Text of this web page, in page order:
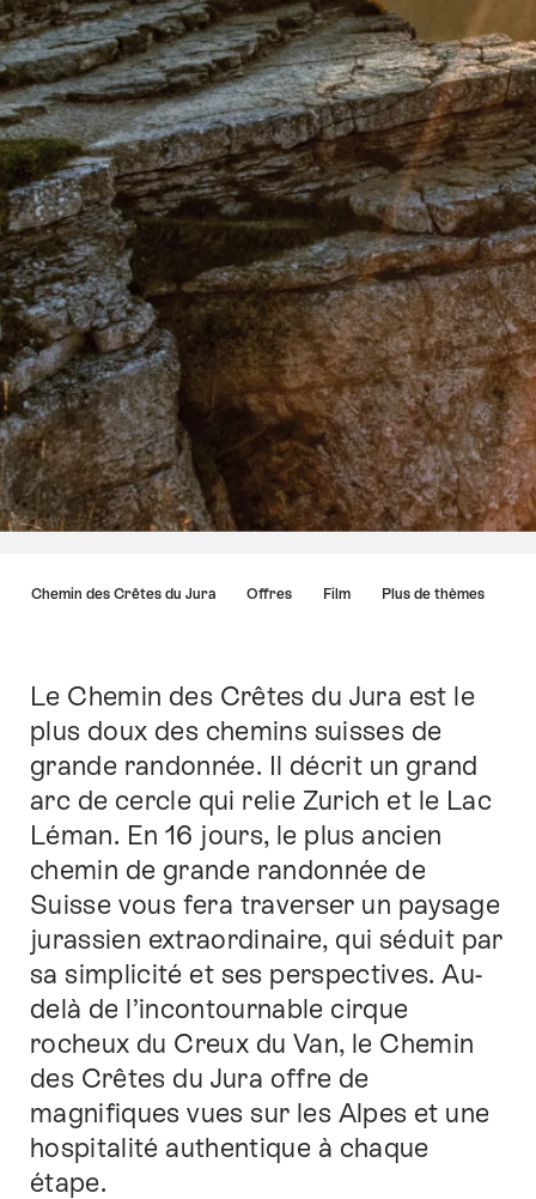
directement
aux
points
forts
sur
page.
le Chemin des Crêtes du Jura Offres Film Plus de thèmes
Introduction
Le Chemin des Crêtes du Jura est le
plus doux des chemins suisses de
grande randonnée. Il décrit un grand
arc de cercle qui relie Zurich et le Lac
Léman. En 16 jours, le plus ancien
chemin de grande randonnée de
Suisse vous fera traverser un paysage
jurassien extraordinaire, qui séduit par
sa simplicité et ses perspectives. Au-
delà de l’incontournable cirque
rocheux du Creux du Van, le Chemin
des Crêtes du Jura offre de
magnifiques vues sur les Alpes et une
hospitalité authentique à chaque
étape.